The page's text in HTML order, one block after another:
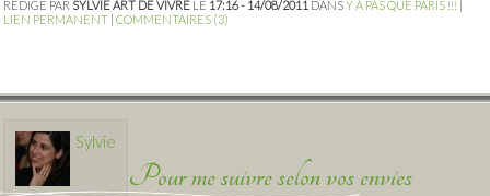
RÉDIGÉ PAR SYLVIE ART DE VIVRE LE 17:16 - 14/08/2011 DANSY A PAS QUE PARIS !!!
LIEN PERMANENT COMMENTAIRES (3)
Sylvie
Pour me suivre selon vos envies